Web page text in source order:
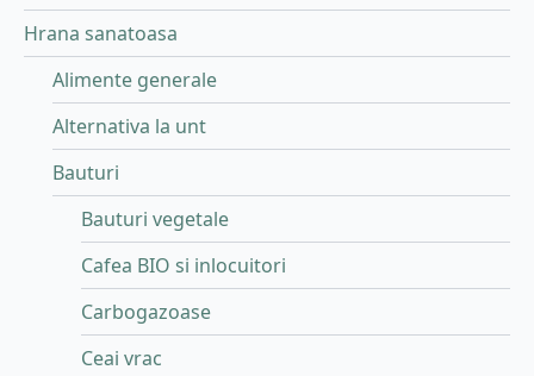
Hrana sanatoasa
Alimente generale
Alternativa la unt
Bauturi
Bauturi vegetale
Cafea BIO si inlocuitori
Carbogazoase
Ceai vrac